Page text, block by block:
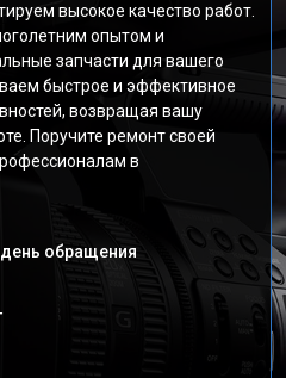
высокое качество работ.
опытом и
запчасти для вашего
быстрое и эффективное
возвращая вашу
Поручите ремонт своей
в
обращения